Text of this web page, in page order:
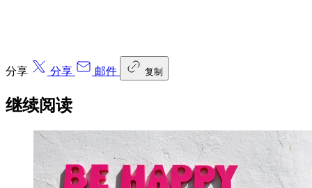
分享 分享 邮件 复制
继续阅读